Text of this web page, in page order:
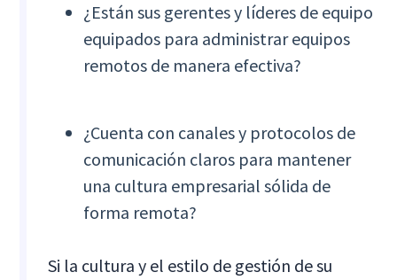
¿Están sus gerentes y líderes de equipo
equipados para administrar equipos
remotos de manera efectiva?
¿Cuenta con canales y protocolos de
comunicación claros para mantener
una cultura empresarial sólida de
forma remota?
Si la cultura y el estilo de gestión de su